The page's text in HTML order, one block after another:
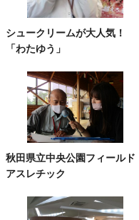
シュークリームが大人気！
「わたゆう」
秋田県立中央公園フィールド
アスレチック